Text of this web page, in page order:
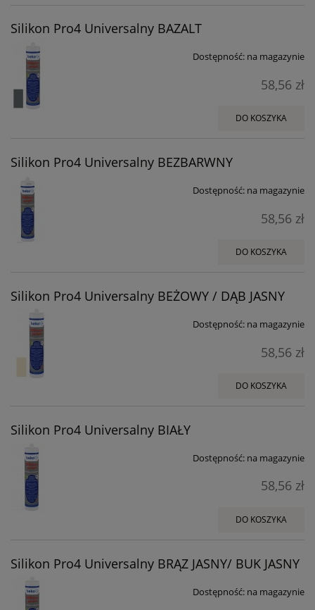
Silikon Pro4 Universalny BAZALT
Dostępność: na magazynie
58,56 zł
DO KOSZYKA
Silikon Pro4 Universalny BEZBARWNY
Dostępność: na magazynie
58,56 zł
DO KOSZYKA
Silikon Pro4 Universalny BEŻOWY / DĄB JASNY
Dostępność: na magazynie
58,56 zł
DO KOSZYKA
Silikon Pro4 Universalny BIAŁY
Dostępność: na magazynie
58,56 zł
DO KOSZYKA
Silikon Pro4 Universalny BRĄZ JASNY/ BUK JASNY
Dostępność: na magazynie